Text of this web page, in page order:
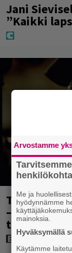
Jani
”Kaikki
Tänään
– Stephen
takeina
Arvostamme
Me ja
hyödynnämme
mainoksia.
Hyväksymällä
Käytämme